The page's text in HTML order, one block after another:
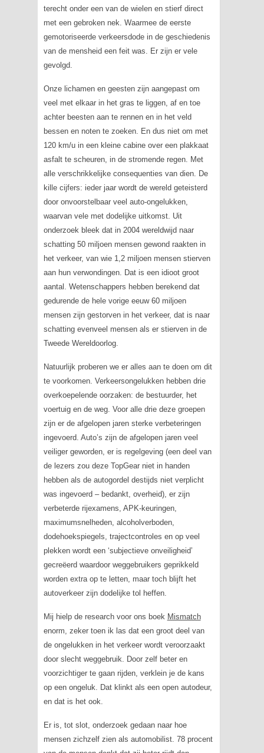
terecht onder een van de wielen en stierf direct
met een gebroken nek. Waarmee de eerste
gemotoriseerde verkeersdode in de geschiedenis
van de mensheid een feit was. Er zijn er vele
gevolgd.
Onze lichamen en geesten zijn aangepast om
veel met elkaar in het gras te liggen, af en toe
achter beesten aan te rennen en in het veld
bessen en noten te zoeken. En dus niet om met
120 km/u in een kleine cabine over een plakkaat
asfalt te scheuren, in de stromende regen. Met
alle verschrikkelijke consequenties van dien. De
kille cijfers: ieder jaar wordt de wereld geteisterd
door onvoorstelbaar veel auto-ongelukken,
waarvan vele met dodelijke uitkomst. Uit
onderzoek bleek dat in 2004 wereldwijd naar
schatting 50 miljoen mensen gewond raakten in
het verkeer, van wie 1,2 miljoen mensen stierven
aan hun verwondingen. Dat is een idioot groot
aantal. Wetenschappers hebben berekend dat
gedurende de hele vorige eeuw 60 miljoen
mensen zijn gestorven in het verkeer, dat is naar
schatting evenveel mensen als er stierven in de
Tweede Wereldoorlog.
Natuurlijk proberen we er alles aan te doen om dit
te voorkomen. Verkeersongelukken hebben drie
overkoepelende oorzaken: de bestuurder, het
voertuig en de weg. Voor alle drie deze groepen
zijn er de afgelopen jaren sterke verbeteringen
ingevoerd. Auto’s zijn de afgelopen jaren veel
veiliger geworden, er is regelgeving (een deel van
de lezers zou deze TopGear niet in handen
hebben als de autogordel destijds niet verplicht
was ingevoerd – bedankt, overheid), er zijn
verbeterde rijexamens, APK-keuringen,
maximumsnelheden, alcoholverboden,
dodehoekspiegels, trajectcontroles en op veel
plekken wordt een ‘subjectieve onveiligheid’
gecreëerd waardoor weggebruikers geprikkeld
worden extra op te letten, maar toch blijft het
autoverkeer zijn dodelijke tol heffen.
Mij hielp de research voor ons boek Mismatch
enorm, zeker toen ik las dat een groot deel van
de ongelukken in het verkeer wordt veroorzaakt
door slecht weggebruik. Door zelf beter en
voorzichtiger te gaan rijden, verklein je de kans
op een ongeluk. Dat klinkt als een open autodeur,
en dat is het ook.
Er is, tot slot, onderzoek gedaan naar hoe
mensen zichzelf zien als automobilist. 78 procent